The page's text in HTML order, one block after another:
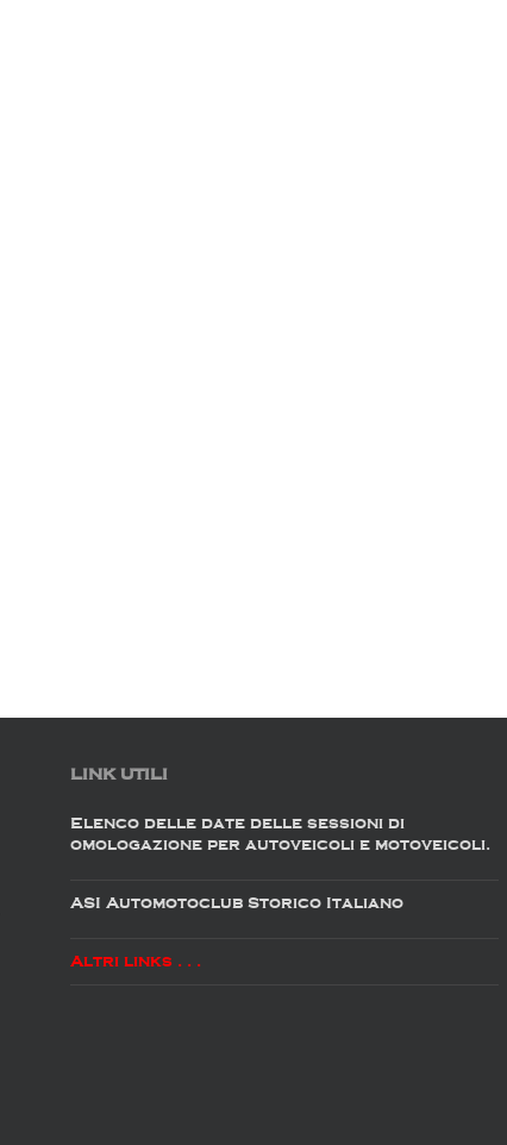
LINK UTILI
Elenco delle date delle sessioni di
omologazione per autoveicoli e motoveicoli.
ASI Automotoclub Storico Italiano
Altri links . . .